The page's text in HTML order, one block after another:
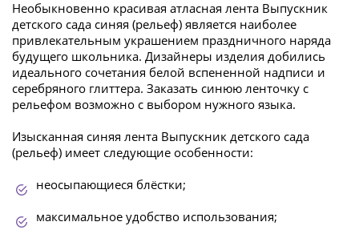
Необыкновенно красивая атласная лента Выпускник
детского сада синяя (рельеф) является наиболее
привлекательным украшением праздничного наряда
будущего школьника. Дизайнеры изделия добились
идеального сочетания белой вспененной надписи и
серебряного глиттера. Заказать синюю ленточку с
рельефом возможно с выбором нужного языка.
Изысканная синяя лента Выпускник детского сада
(рельеф) имеет следующие особенности:
неосыпающиеся блёстки;
максимальное удобство использования;